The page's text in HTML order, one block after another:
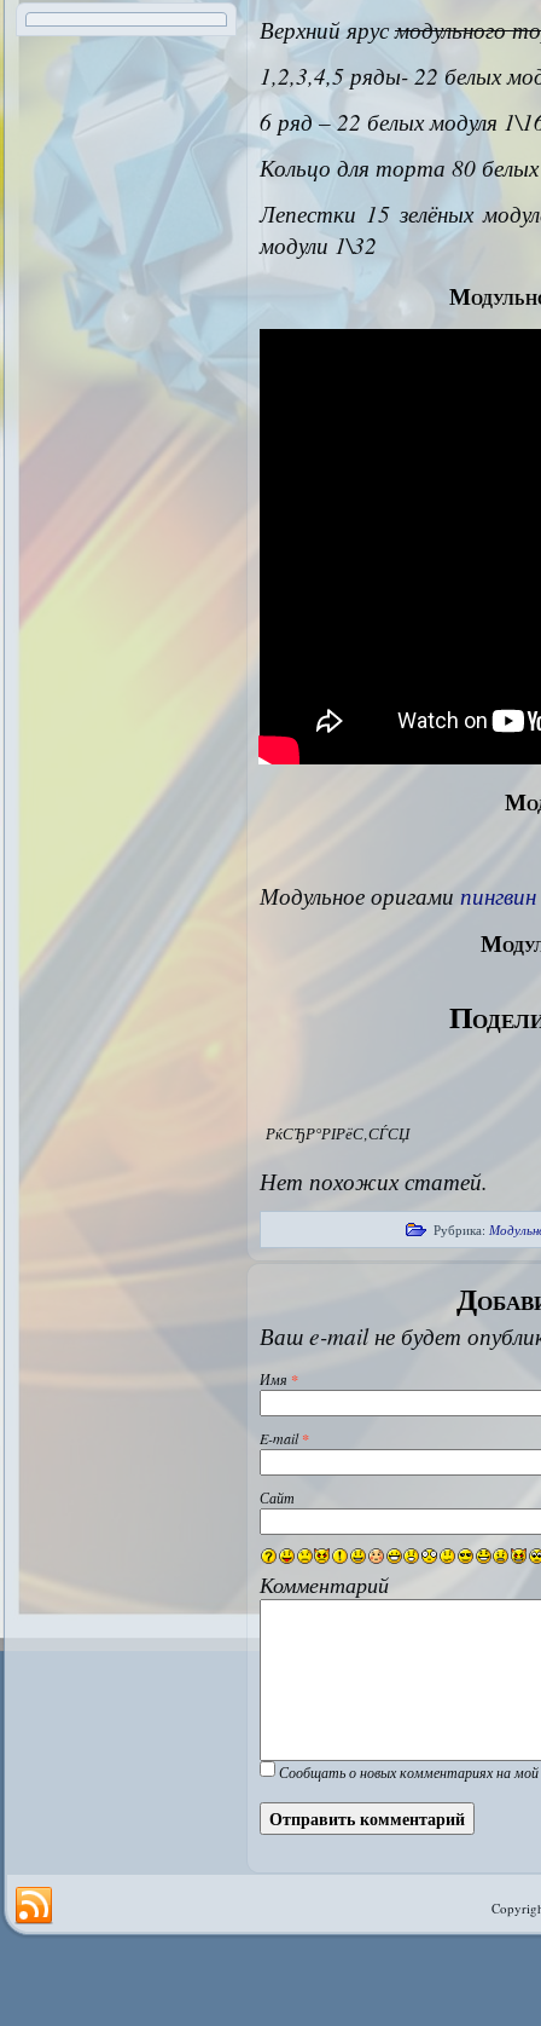
Верхний ярусмодульного
1,2,3,4,5 ряды- 22 белых
6 ряд – 22 белых модуля
Кольцо для торта 80
Лепестки 15 зелёных
модули 1\32
Модульное оригами пингвин
РќСЂР°РІРёС‚СЃСЏ
Нет похожих статей.
Рубрика:
Ваш e-mail не будет
Имя *
E-mail*
Сайт
Комментарий
Сообщать о новых комментариях на мой